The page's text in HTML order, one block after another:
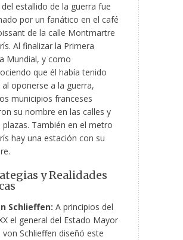
estallido de la guerra fue
por un fanático en el café
de la calle Montmartre
Al finalizar la Primera
Mundial, y como
que él había tenido
oponerse a la guerra,
municipios franceses
su nombre en las calles y
plazas. También en el metro
hay una estación con su
y Realidades
Schlieffen: A principios del
el general del Estado Mayor
von Schlieffen diseñó este